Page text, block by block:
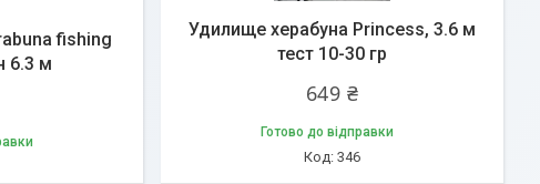
fishing
6.3 м
Удилище херабуна Princess, 3.6 м
тест 10-30 гр
649 ₴
Готово до відправки
346